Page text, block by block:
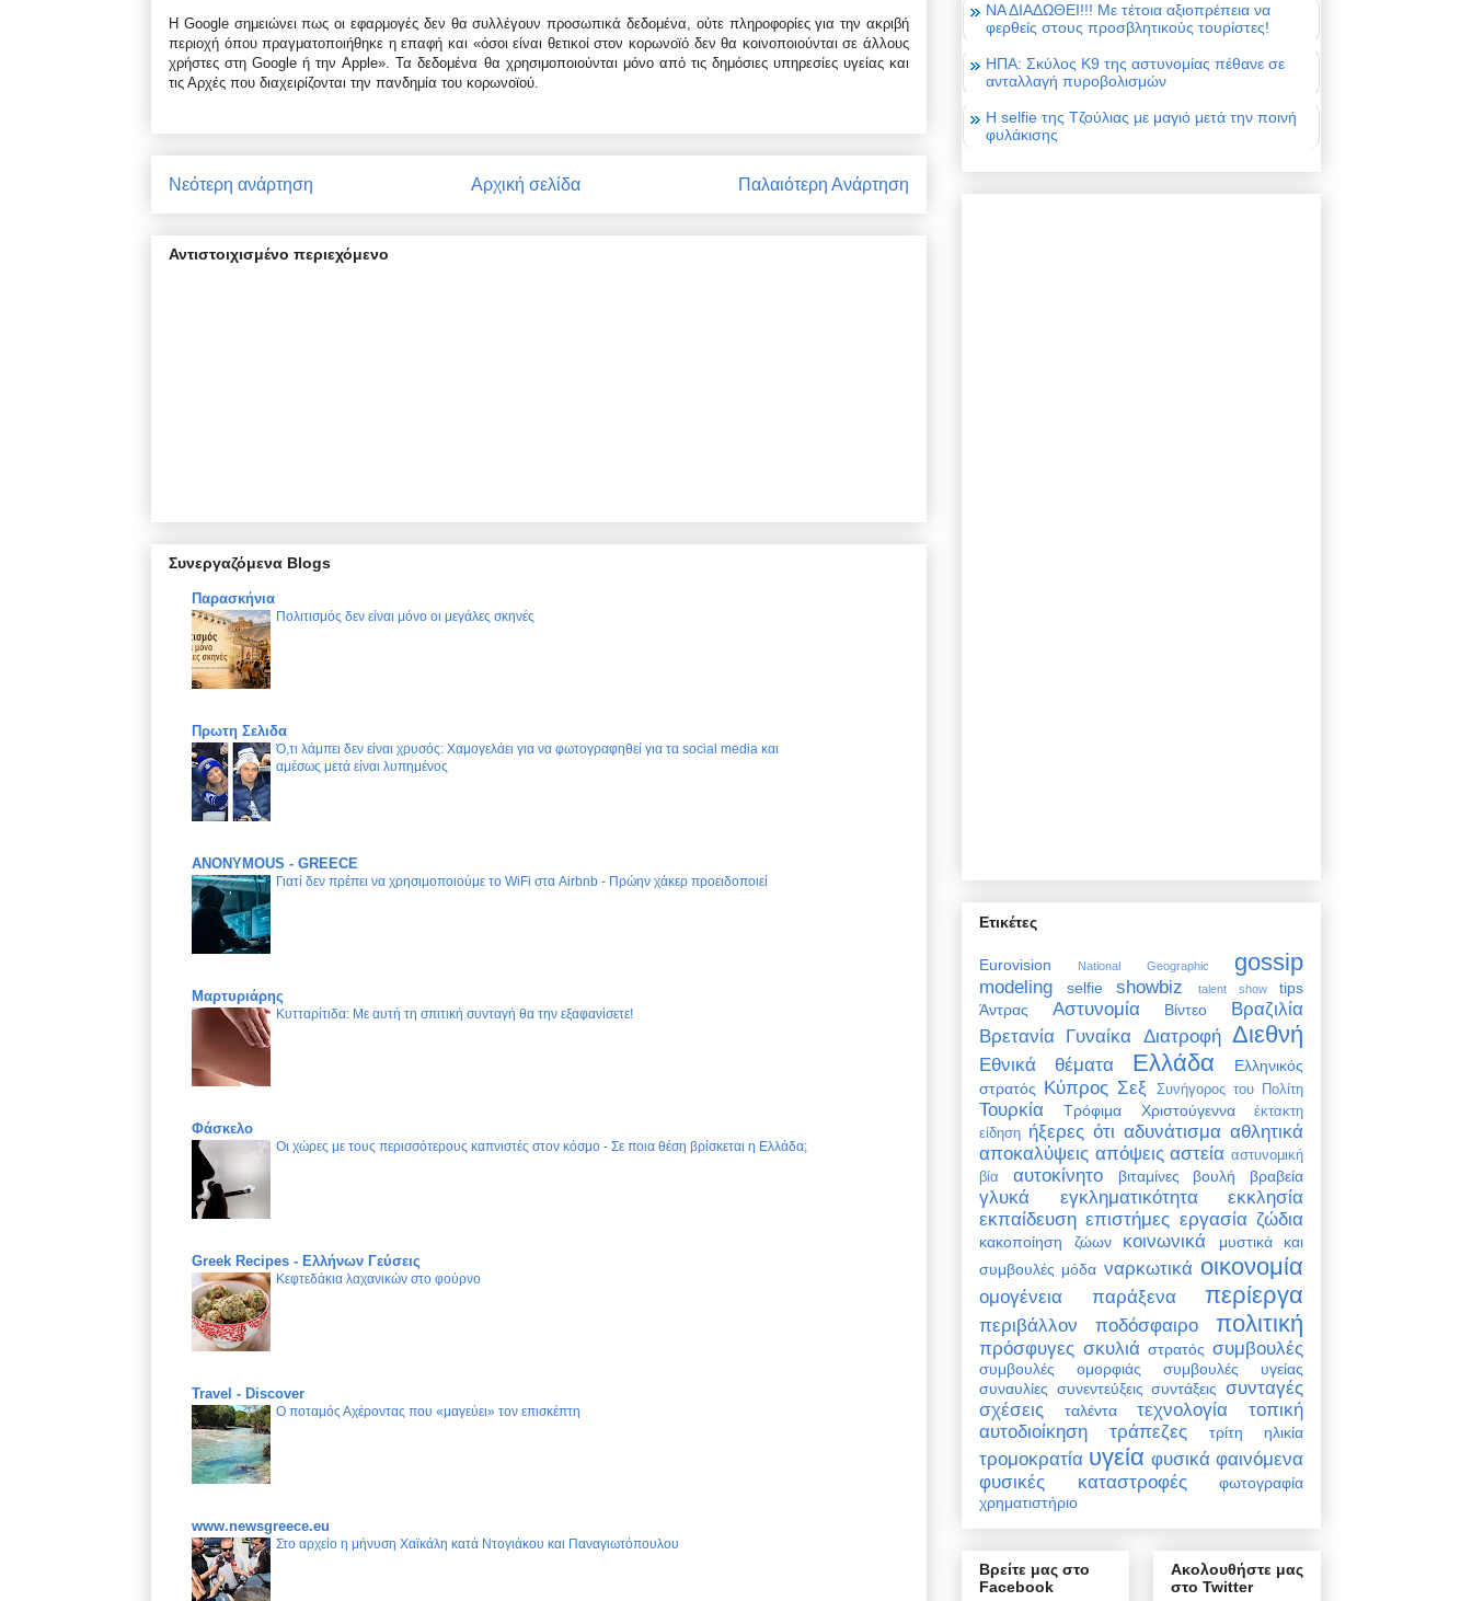
Η Google σημειώνει πως οι εφαρμογές δεν θα συλλέγουν προσωπικά δεδομένα, ούτε πληροφορίες για την ακριβή
περιοχή όπου πραγματοποιήθηκε η επαφή και «όσοι είναι θετικοί στον κορωνοϊό δεν θα κοινοποιούνται σε άλλους
χρήστες στη Google ή την Apple». Τα δεδομένα θα χρησιμοποιούνται μόνο από τις δημόσιες υπηρεσίες υγείας και
τις Αρχές που διαχειρίζονται την πανδημία του κορωνοϊού.
Νεότερη ανάρτηση Παλαιότερη Ανάρτηση
Αρχική σελίδα
Αντιστοιχισμένο περιεχόμενο
Συνεργαζόμενα Blogs
Παρασκήνια
Πολιτισμός δεν είναι μόνο οι μεγάλες σκηνές
Πρωτη Σελιδα
Ό,τι λάμπει δεν είναι χρυσός: Χαμογελάει για να φωτογραφηθεί για τα social media και
αμέσως μετά είναι λυπημένος
ANONYMOUS - GREECE
Γιατί δεν πρέπει να χρησιμοποιούμε το WiFi στα Airbnb - Πρώην χάκερ προειδοποιεί
Μαρτυριάρης
Κυτταρίτιδα: Με αυτή τη σπιτική συνταγή θα την εξαφανίσετε!
Φάσκελο
Οι χώρες με τους περισσότερους καπνιστές στον κόσμο - Σε ποια θέση βρίσκεται η Ελλάδα;
Greek Recipes - Ελλήνων Γεύσεις
Κεφτεδάκια λαχανικών στο φούρνο
Travel - Discover
Ο ποταμός Αχέροντας που «μαγεύει» τον επισκέπτη
www.newsgreece.eu
Στο αρχείο η μήνυση Χαϊκάλη κατά Ντογιάκου και Παναγιωτόπουλου
ΝΑ ΔΙΑΔΩΘΕΙ!!! Με τέτοια αξιοπρέπεια να
φερθείς στους προσβλητικούς τουρίστες!
ΗΠΑ: Σκύλος Κ9 της αστυνομίας πέθανε σε
ανταλλαγή πυροβολισμών
Η selfie της Τζούλιας με μαγιό μετά την ποινή
φυλάκισης
Ετικέτες
Eurovision National Geographic gossip
modeling selfie showbiz talent show
tips
Άντρας
Αστυνομία Βίντεο
Βραζιλία
Βρετανία Γυναίκα Διατροφή Διεθνή
Εθνικά θέματα Ελλάδα
Ελληνικός
στρατός Κύπρος Σεξ Συνήγορος του Πολίτη
Τουρκία Τρόφιμα Χριστούγεννα
έκτακτη
είδηση ήξερες ότι αδυνάτισμα αθλητικά
αποκαλύψεις απόψεις αστεία αστυνομική
βία
αυτοκίνητο βιταμίνες βουλή βραβεία
γλυκά εγκληματικότητα
εκκλησία
εκπαίδευση επιστήμες εργασία ζώδια
κακοποίηση ζώων κοινωνικά
μυστικά και
συμβουλές μόδα ναρκωτικά οικονομία
ομογένεια παράξενα περίεργα
περιβάλλον ποδόσφαιρο πολιτική
πρόσφυγες σκυλιά στρατός συμβουλές
συμβουλές ομορφιάς
συμβουλές υγείας
συναυλίες συνεντεύξεις συντάξεις συνταγές
σχέσεις
ταλέντα τεχνολογία
τοπική
αυτοδιοίκηση
τράπεζες τρίτη ηλικία
τρομοκρατία υγεία φυσικά φαινόμενα
φυσικές καταστροφές
φωτογραφία
χρηματιστήριο
Βρείτε μας στο
Facebook
Ακολουθήστε μας
στο Twitter